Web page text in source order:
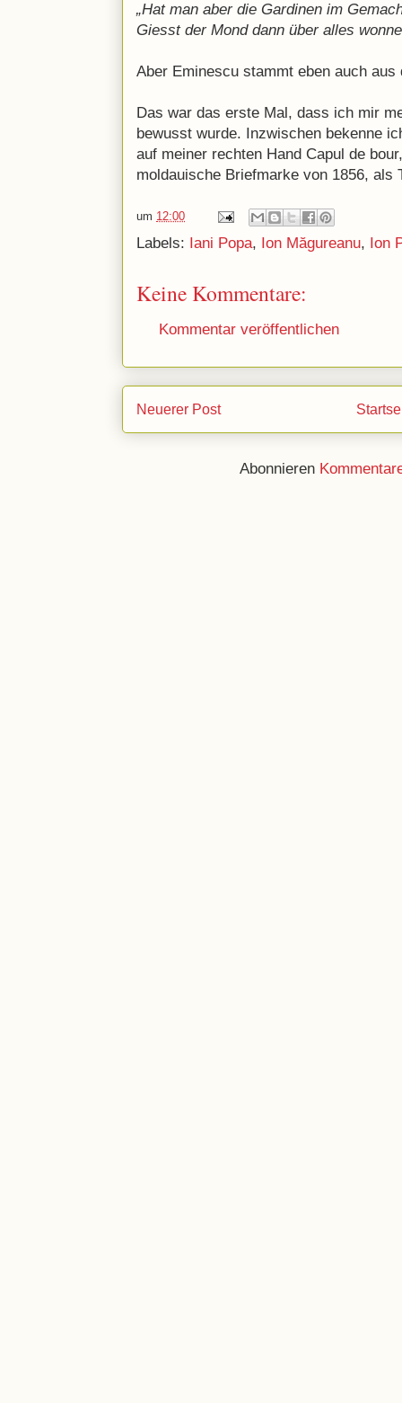
„Hat man aber die Gardinen im
Giesst der Mond dann über alles
Aber Eminescu stammt eben auch
Das war das erste Mal, dass ich mir
bewusst wurde. Inzwischen bekenne
auf meiner rechten Hand Capul de
moldauische Briefmarke von 1856, als
um 12:00
Labels: Iani Popa, Ion Măgureanu, Ion
Keine Kommentare:
Kommentar veröffentlichen
Neuerer Post
Abonnieren